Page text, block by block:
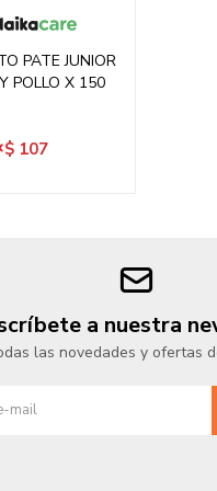
PATE JUNIOR
POLLO X 150
$ 107
a nuestra
las novedades y ofertas